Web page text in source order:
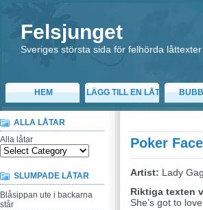
Felsjunget
Sveriges största sida för felhörda låttexter
HEM LÄGG TILL EN LÅT
ALLA LÅTAR
Alla låtar
SLUMPADE LÅTAR
Blåsippan ute i backarna
står
Poker Face
Artist: Lady
Riktiga texten
She’s got to